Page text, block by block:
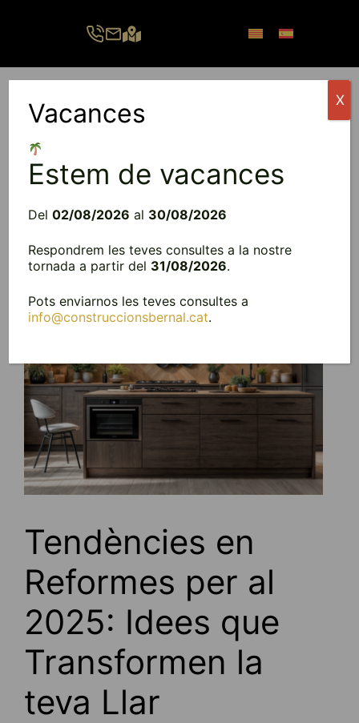
Tendències en
Reformes per al
2025: Idees que
Transformen la
teva Llar
Vacances
Estem de vacances
Del02/08/2026 al 30/08/2026
Respondrem les teves consultes a la nostre
tornada a partir del 31/08/2026.
Pots enviarnos les teves consultes a
info@construccionsbernal.cat.
X